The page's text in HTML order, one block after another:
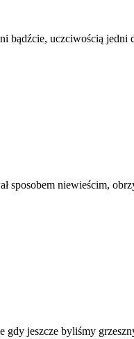
bądźcie, uczciwością jedni
sposobem niewieścim,
gdy jeszcze byliśmy